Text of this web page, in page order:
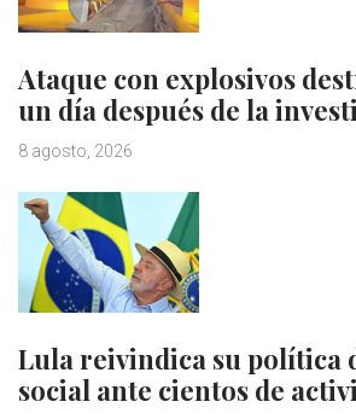
Ataque con explosivos
un día después de la
8 agosto, 2026
Lula reivindica su política
social ante cientos de